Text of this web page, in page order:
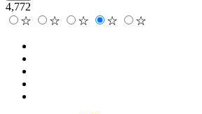
4,772
☆
☆ ☆ ☆ ☆